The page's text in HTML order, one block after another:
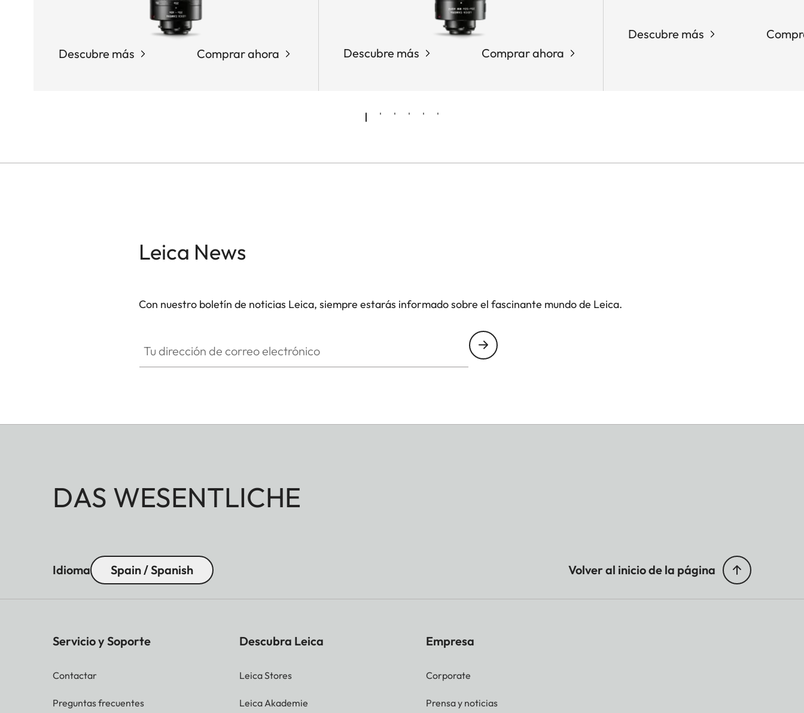
Descubre más Comprar ahora Descubre más Comprar ahora
Descubre más
Leica News
Con nuestro boletín de noticias Leica, siempre estarás informado sobre el fascinante mundo de Leica.
DAS WESENTLICHE
Idioma Spain / Spanish Volver al inicio de la página
Servicio y Soporte
Contactar
Preguntas frecuentes
Descubra Leica
Leica Stores
Leica Akademie
Empresa
Corporate
Prensa y noticias